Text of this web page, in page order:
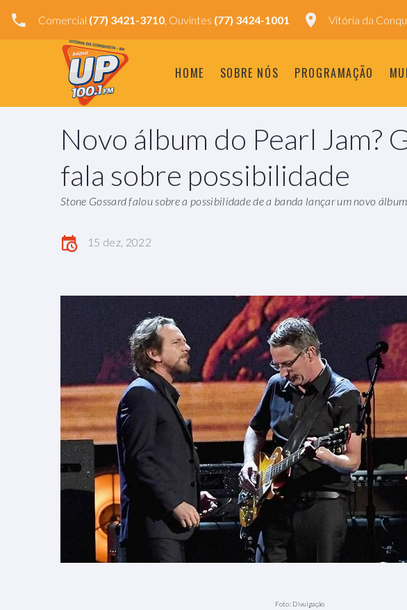
Comercial (77) 3421-3710, Ouvintes (77) 3424-1001 Vitória da
HOME SOBRE NÓS PROGRAMAÇÃO
Novo álbum do Pearl Jam?
fala sobre possibilidade
Stone Gossard falou sobre a possibilidade de a banda lançar um novo álbum
15 dez, 2022
Foto: Divulgação